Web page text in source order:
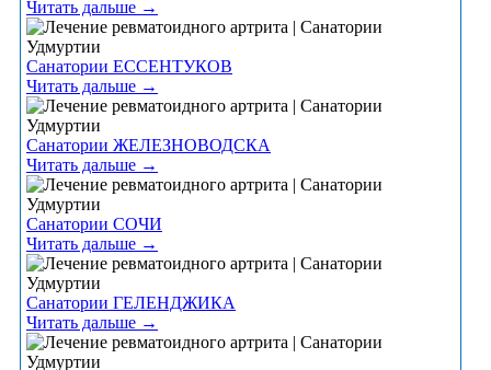
Читать дальше →
Санатории ЕССЕНТУКОВ
Читать дальше →
Санатории ЖЕЛЕЗНОВОДСКА
Читать дальше →
Санатории СОЧИ
Читать дальше →
Санатории ГЕЛЕНДЖИКА
Читать дальше →